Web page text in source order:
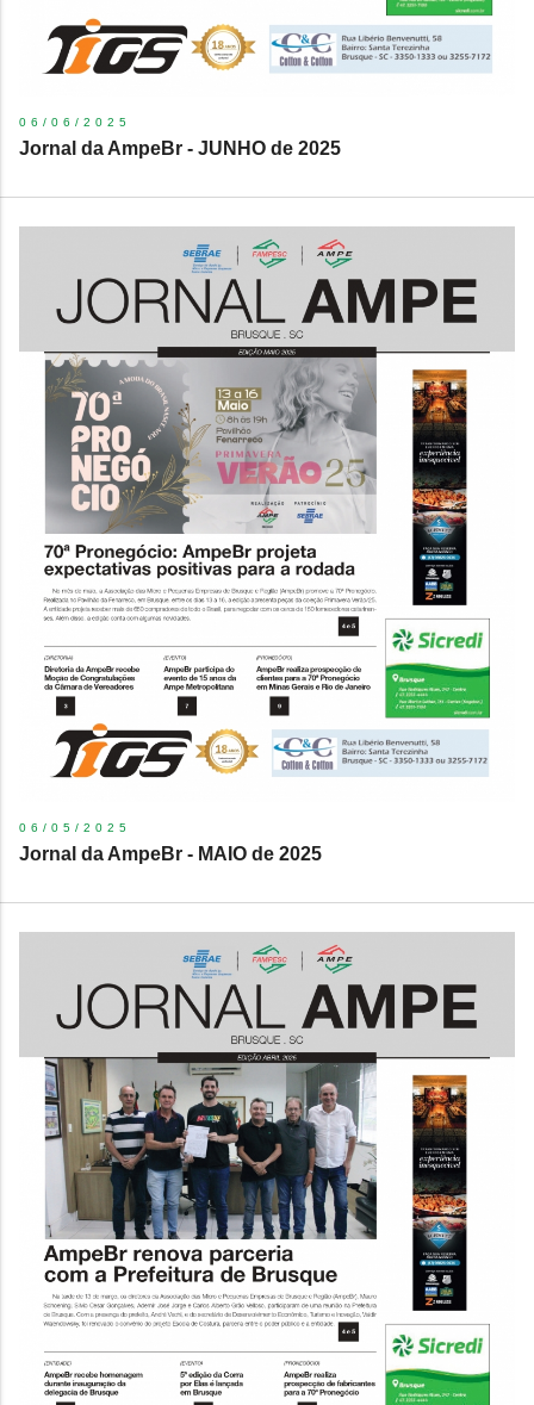
06/06/2025
Jornal da AmpeBr - JUNHO de 2025
06/05/2025
Jornal da AmpeBr - MAIO de 2025